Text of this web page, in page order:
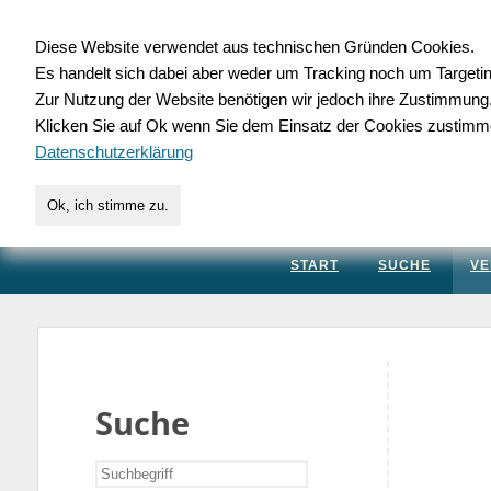
für Handwerk,
START SUCHE
Suche
Diese Website verwendet aus technischen Gründen Cookies.
Es handelt sich dabei aber weder um Tracking noch um
Zur Nutzung der Website benötigen wir jedoch ihre Zustimmung.
Klicken Sie auf Ok wenn Sie dem Einsatz der Cookies
Datenschutzerklärung
Ok, ich stimme zu.